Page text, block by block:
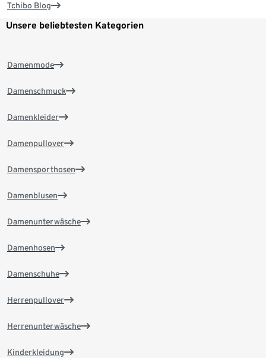
Tchibo Blog
Unsere beliebtesten Kategorien
Damenmode
Damenschmuck
Damenkleider
Damenpullover
Damensporthosen
Damenblusen
Damenunterwäsche
Damenhosen
Damenschuhe
Herrenpullover
Herrenunterwäsche
Kinderkleidung